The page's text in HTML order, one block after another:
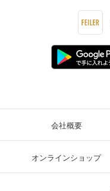
会社概要
オンラインショップ